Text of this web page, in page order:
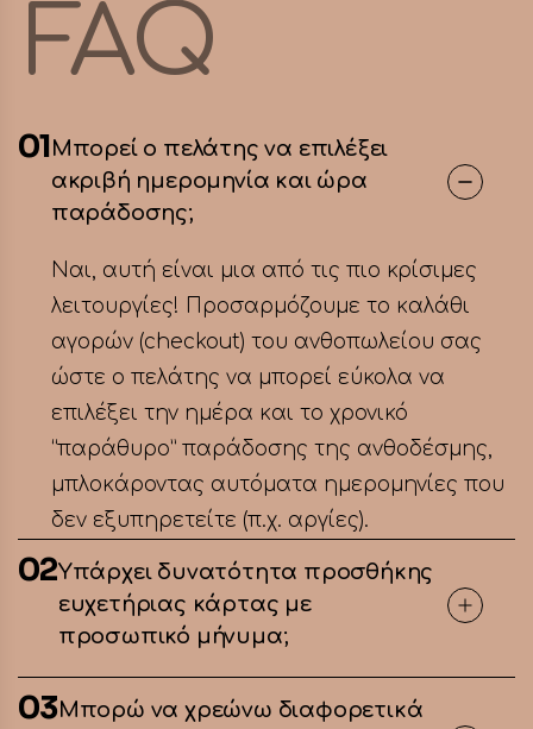
FAQ
01Μπορεί ο πελάτης να επιλέξει
ακριβή ημερομηνία και ώρα
παράδοσης;
Ναι, αυτή είναι μια από τις πιο κρίσιμες
λειτουργίες! Προσαρμόζουμε το καλάθι
αγορών (checkout) του ανθοπωλείου σας
ώστε ο πελάτης να μπορεί εύκολα να
επιλέξει την ημέρα και το χρονικό
“παράθυρο” παράδοσης της ανθοδέσμης,
μπλοκάροντας αυτόματα ημερομηνίες που
δεν εξυπηρετείτε (π.χ. αργίες).
02Υπάρχει δυνατότητα προσθήκης
ευχετήριας κάρτας με
προσωπικό μήνυμα;
03Μπορώ να χρεώνω διαφορετικά